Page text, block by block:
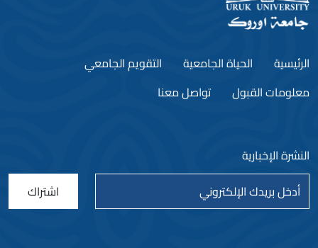
الرئيسية الحياة الجامعية
التقويم الجامعي
معلومات القبول
تواصل معنا
النشرة الإخبارية
اشتراك